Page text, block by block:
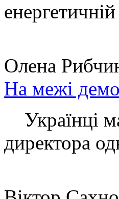
Олена
На межі
Українці
директора